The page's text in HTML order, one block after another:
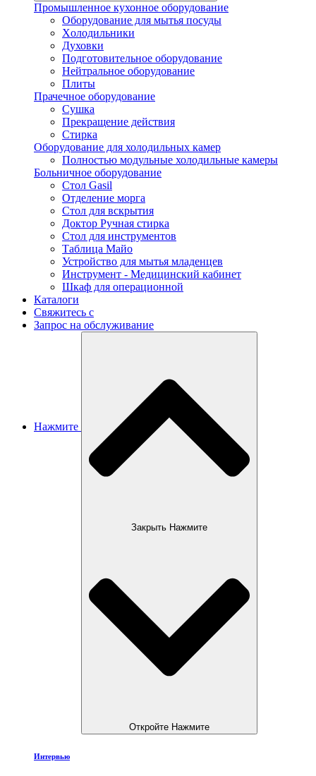
Промышленное кухонное оборудование
Оборудование для мытья посуды
Xолодильники
Духовки
Подготовительное оборудование
Нейтральное оборудование
Плиты
Прачечное оборудование
Сушка
Прекращение действия
Стирка
Оборудование для холодильных камер
Полностью модульные холодильные камеры
Больничное оборудование
Стол Gasil
Отделение морга
Стол для вскрытия
Доктор Ручная стирка
Стол для инструментов
Таблица Майо
Устройство для мытья младенцев
Инструмент - Медицинский кабинет
Шкаф для операционной
Каталоги
Свяжитесь с
Запрос на обслуживание
Нажмите
Закрыть Нажмите
Откройте Нажмите
Интервью